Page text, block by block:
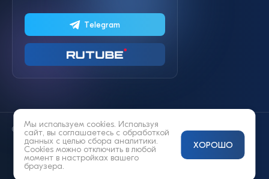
Telegram
© 2014—2026 «Lifestyle»
Мы используем cookies. Используя
сайт, вы соглашаетесь с обработкой
данных с целью сбора аналитики.
Cookies можно отключить в любой
момент в настройках вашего
браузера.
ХОРОШО